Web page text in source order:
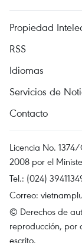
Propiedad
RSS
Idiomas
Servicios de
Contacto
Licencia No.
2008 por el
Tel.: (024)
Correo:
© Derechos de
reproducción, por
escrito.